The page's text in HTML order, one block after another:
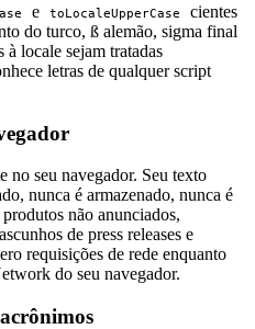
e toLocaleUpperCase
cientes
do turco, ß alemão, sigma final
à locale sejam tratadas
letras de qualquer script
no seu navegador. Seu texto
nunca é armazenado, nunca é
não anunciados,
de press releases e
requisições de rede enquanto
do seu navegador.